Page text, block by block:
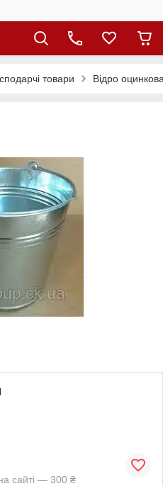
товари Відро
сайті — 300 ₴